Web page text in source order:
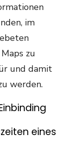
im
zu
und damit
werden.
eines